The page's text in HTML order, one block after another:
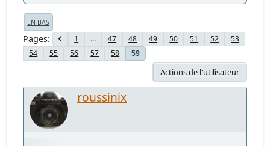
EN BAS
Pages 1 ... 47 48 49 50 51 52
53
54
55 56 57 58 59
Actions de l'utilisateur
roussinix